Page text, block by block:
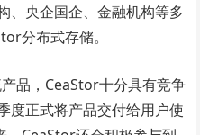
、央企国企、金融机构等多
分布式存储。
品，CeaStor十分具有竞争
度正式将产品交付给用户使